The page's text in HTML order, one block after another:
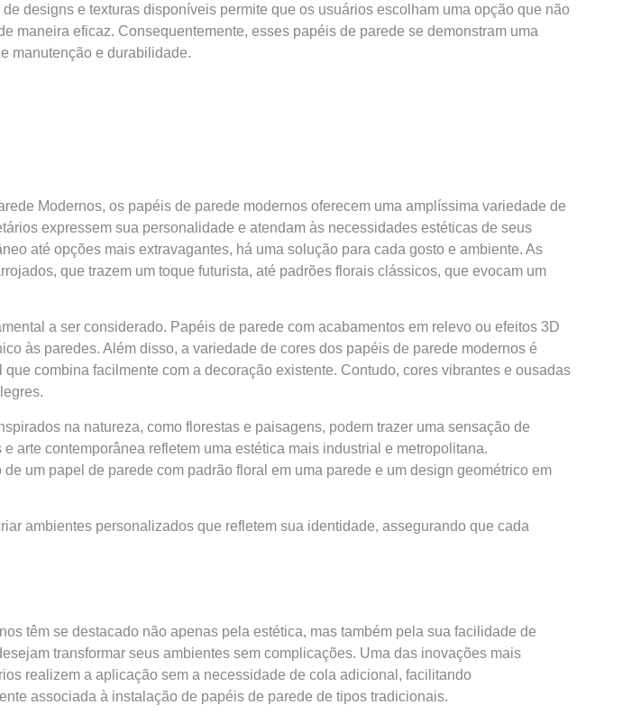
designs e texturas disponíveis permite que os usuários escolham uma opção que não
maneira eficaz. Consequentemente, esses papéis de parede se demonstram uma
manutenção e durabilidade.
Modernos, os papéis de parede modernos oferecem uma amplíssima variedade de
expressem sua personalidade e atendam às necessidades estéticas de seus
até opções mais extravagantes, há uma solução para cada gosto e ambiente. As
que trazem um toque futurista, até padrões florais clássicos, que evocam um
a ser considerado. Papéis de parede com acabamentos em relevo ou efeitos 3D
às paredes. Além disso, a variedade de cores dos papéis de parede modernos é
combina facilmente com a decoração existente. Contudo, cores vibrantes e ousadas
na natureza, como florestas e paisagens, podem trazer uma sensação de
arte contemporânea refletem uma estética mais industrial e metropolitana.
um papel de parede com padrão floral em uma parede e um design geométrico em
ambientes personalizados que refletem sua identidade, assegurando que cada
têm se destacado não apenas pela estética, mas também pela sua facilidade de
transformar seus ambientes sem complicações. Uma das inovações mais
realizem a aplicação sem a necessidade de cola adicional, facilitando
associada à instalação de papéis de parede de tipos tradicionais.